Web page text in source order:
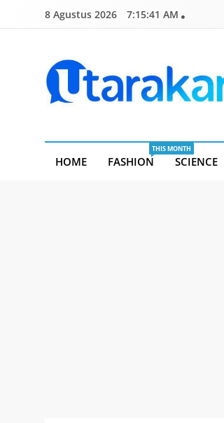
8 Agustus 2026 7:15:41 AM
HOME FASHION
THIS MONTH
SCIENCE